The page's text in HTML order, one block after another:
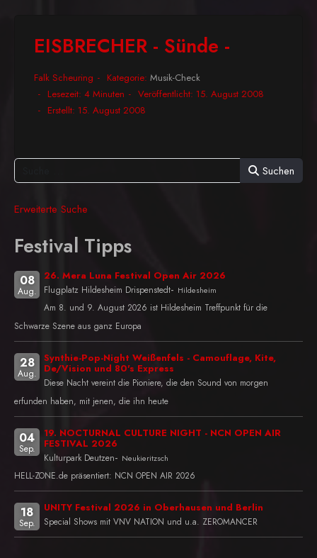
EISBRECHER - Sünde -
Falk Scheuring Kategorie: Musik-Check
Lesezeit: 4 Minuten
Veröffentlicht: 15. August 2008
Erstellt: 15. August 2008
Suchen
Erweiterte Suche
Festival Tipps
08
Aug.
26. Mera Luna Festival Open Air 2026
Flugplatz Hildesheim Drispenstedt- Hildesheim
Am 8. und 9. August 2026 ist Hildesheim Treffpunkt für die
Schwarze Szene aus ganz Europa
28
Aug.
Synthie-Pop-Night Weißenfels - Camouflage, Kite,
De/Vision und 80's Express
Diese Nacht vereint die Pioniere, die den Sound von morgen
erfunden haben, mit jenen, die ihn heute
04
Sep.
19. NOCTURNAL CULTURE NIGHT - NCN OPEN AIR
FESTIVAL 2026
Kulturpark Deutzen- Neukieritzsch
HELL-ZONE.de präsentiert: NCN OPEN AIR 2026
18
Sep.
UNITY Festival 2026 in Oberhausen und Berlin
Special Shows mit VNV NATION und u.a. ZEROMANCER